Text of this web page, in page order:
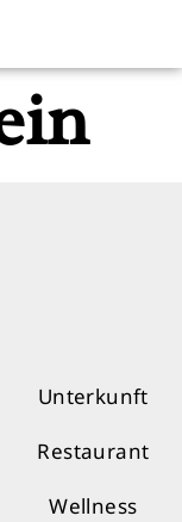
Unterkunft
Restaurant
Wellness